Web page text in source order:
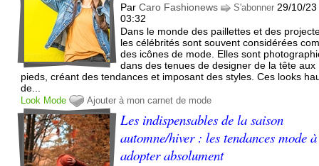
ParCaro Fashionews S'abonner 29/10/23
03:32
Dans le monde des paillettes et des
les célébrités sont souvent considérées
des icônes de mode. Elles sont
dans des tenues de designer de la tête aux
pieds, créant des tendances et imposant des styles. Ces looks
de...
Look Mode Ajouter à mon carnet de mode
Les indispensables de la saison
automne/hiver : les tendances mode à
adopter absolument